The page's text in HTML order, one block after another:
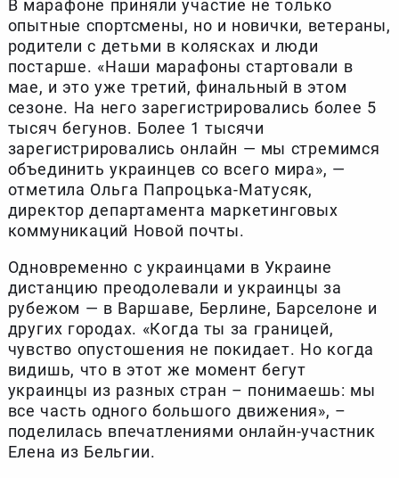
В марафоне приняли участие не только
опытные спортсмены, но и новички, ветераны,
родители с детьми в колясках и люди
постарше. «Наши марафоны стартовали в
мае, и это уже третий, финальный в этом
сезоне. На него зарегистрировались более 5
тысяч бегунов. Более 1 тысячи
зарегистрировались онлайн — мы стремимся
объединить украинцев со всего мира», —
отметила Ольга Папроцька-Матусяк,
директор департамента маркетинговых
коммуникаций Новой почты.
Одновременно с украинцами в Украине
дистанцию ​​преодолевали и украинцы за
рубежом — в Варшаве, Берлине, Барселоне и
других городах. «Когда ты за границей,
чувство опустошения не покидает. Но когда
видишь, что в этот же момент бегут
украинцы из разных стран – понимаешь: мы
все часть одного большого движения», –
поделилась впечатлениями онлайн-участник
Елена из Бельгии.